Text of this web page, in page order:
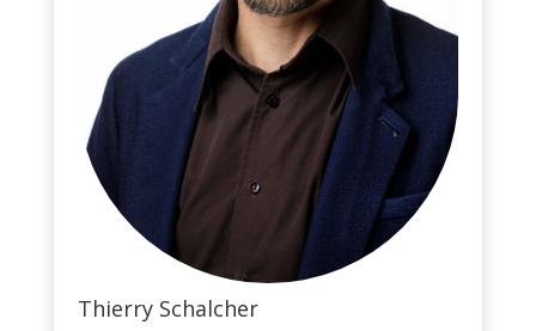
Thierry Schalcher